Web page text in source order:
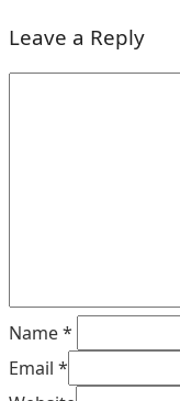
Leave a Reply
Name*
Email *